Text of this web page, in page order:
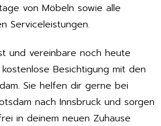
von Möbeln sowie alle
Serviceleistungen.
und vereinbare noch heute
Besichtigung mit den
Sie helfen dir gerne bei
nach Innsbruck und sorgen
in deinem neuen Zuhause